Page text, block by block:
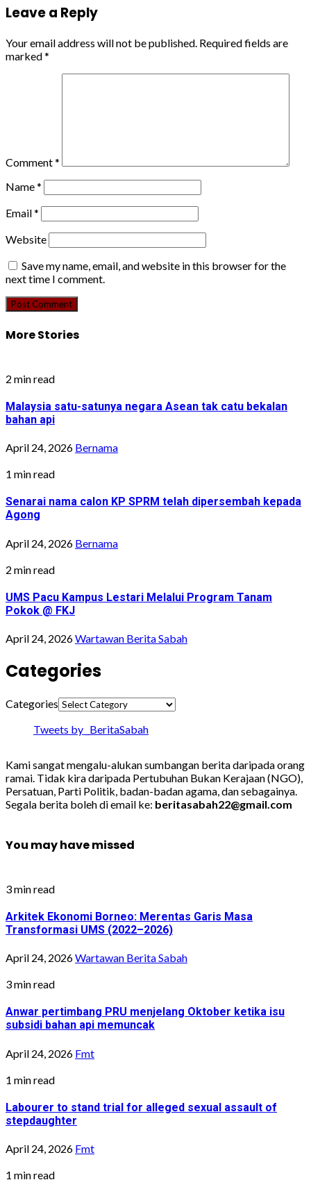
Leave a Reply
Your email address will not be published. Required fields are
marked*
Comment*
Name*
Email*
Website
Save my name, email, and website in this browser for the
next time I comment.
More Stories
2 min read
Malaysia satu-satunya negara Asean tak catu bekalan
bahan api
April 24, 2026 Bernama
1 min read
Senarai nama calon KP SPRM telah dipersembah kepada
Agong
April 24, 2026 Bernama
2 min read
UMS Pacu Kampus Lestari Melalui Program Tanam
Pokok @ FKJ
April 24, 2026Wartawan Berita Sabah
Categories
Categories
Tweets by _BeritaSabah
Kami sangat mengalu-alukan sumbangan berita daripada orang
ramai. Tidak kira daripada Pertubuhan Bukan Kerajaan (NGO),
Persatuan, Parti Politik, badan-badan agama, dan sebagainya.
Segala berita boleh di email ke: beritasabah22@gmail.com
You may have missed
3 min read
Arkitek Ekonomi Borneo: Merentas Garis Masa
Transformasi UMS (2022–2026)
April 24, 2026Wartawan Berita Sabah
3 min read
Anwar pertimbang PRU menjelang Oktober ketika isu
subsidi bahan api memuncak
April 24, 2026 Fmt
1 min read
Labourer to stand trial for alleged sexual assault of
stepdaughter
April 24, 2026 Fmt
1 min read